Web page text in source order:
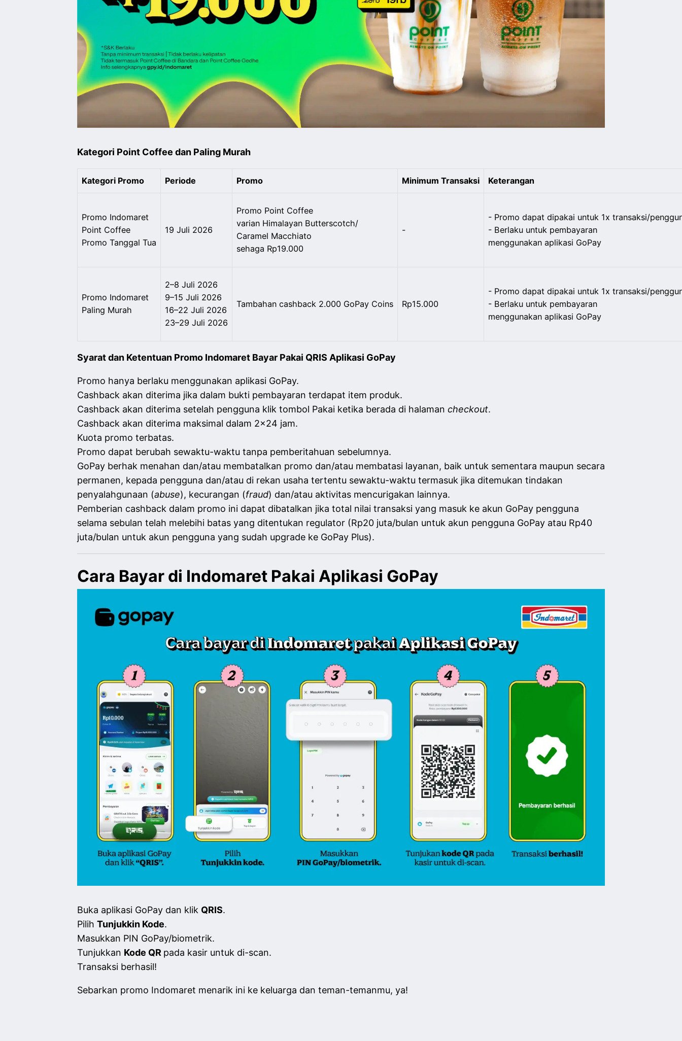
Kategori Point Coffee dan Paling Murah
Kategori Promo Periode Promo Minimum Transaksi Keterangan
Promo Indomaret
Point Coffee
Promo Tanggal Tua
19 Juli 2026
Promo Point Coffee
varian Himalayan Butterscotch/
Caramel Macchiato
sehaga Rp19.000
-
- Promo dapat dipakai untuk 1x transaksi/
- Berlaku untuk pembayaran
menggunakan aplikasi GoPay
Promo Indomaret
Paling Murah
2–8 Juli 2026
9–15 Juli 2026
16–22 Juli 2026
23–29 Juli 2026
Tambahan cashback 2.000 GoPay Coins Rp15.000
- Promo dapat dipakai untuk 1x transaksi/
- Berlaku untuk pembayaran
menggunakan aplikasi GoPay
Syarat dan Ketentuan Promo Indomaret Bayar Pakai QRIS Aplikasi GoPay
Promo hanya berlaku menggunakan aplikasi GoPay.
Cashback akan diterima jika dalam bukti pembayaran terdapat item produk.
Cashback akan diterima setelah pengguna klik tombol Pakai ketika berada di halaman checkout.
Cashback akan diterima maksimal dalam 2x24 jam.
Kuota promo terbatas.
Promo dapat berubah sewaktu-waktu tanpa pemberitahuan sebelumnya.
GoPay berhak menahan dan/atau membatalkan promo dan/atau membatasi layanan, baik untuk sementara maupun secara
permanen, kepada pengguna dan/atau di rekan usaha tertentu sewaktu-waktu termasuk jika ditemukan tindakan
penyalahgunaan (abuse), kecurangan (fraud) dan/atau aktivitas mencurigakan lainnya.
Pemberian cashback dalam promo ini dapat dibatalkan jika total nilai transaksi yang masuk ke akun GoPay pengguna
selama sebulan telah melebihi batas yang ditentukan regulator (Rp20 juta/bulan untuk akun pengguna GoPay atau Rp40
juta/bulan untuk akun pengguna yang sudah upgrade ke GoPay Plus).
Cara Bayar di Indomaret Pakai Aplikasi GoPay
Buka aplikasi GoPay dan klik QRIS.
Pilih Tunjukkin Kode.
Masukkan PIN GoPay/biometrik.
Tunjukkan Kode QR pada kasir untuk di-scan.
Transaksi berhasil!
Sebarkan promo Indomaret menarik ini ke keluarga dan teman-temanmu, ya!